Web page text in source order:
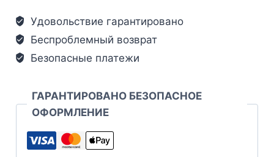
Удовольствие гарантировано
Беспроблемный возврат
Безопасные платежи
ГАРАНТИРОВАНО БЕЗОПАСНОЕ
ОФОРМЛЕНИЕ